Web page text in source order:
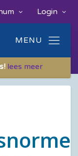
Login
lees meer